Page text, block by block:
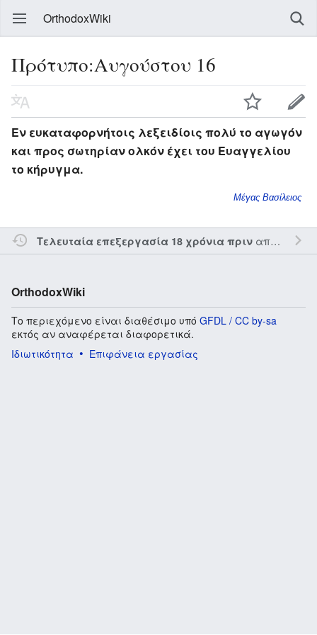
OrthodoxWiki
Πρότυπο:Αυγούστου 16
Εν ευκαταφορνήτοις λεξειδίοις πολύ το αγωγόν
και προς σωτηρίαν ολκόν έχει του Ευαγγελίου
το κήρυγμα.
Μέγας Βασίλειος
Τελευταία επεξεργασία 18 χρόνια πριναπό τον την
OrthodoxWiki
Το περιεχόμενο είναι διαθέσιμο υπό GFDL / CC by-sa
εκτός αν αναφέρεται διαφορετικά.
Ιδιωτικότητα
Επιφάνεια εργασίας